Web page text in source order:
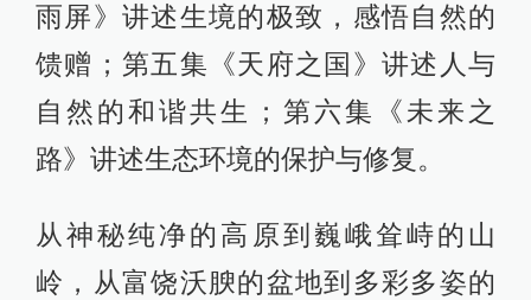
雨屏》讲述生境的极致，感悟自然的
馈赠；第五集《天府之国》讲述人与
自然的和谐共生；第六集《未来之
路》讲述生态环境的保护与修复。
从神秘纯净的高原到巍峨耸峙的山
岭，从富饶沃腴的盆地到多彩多姿的